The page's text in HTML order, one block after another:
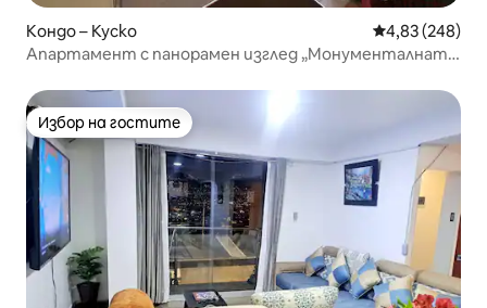
Кондо – Куско Средна
4,83 (248)
Апартамент с панорамен изглед „Монументалната
Избор на гостите
Избор на гостите